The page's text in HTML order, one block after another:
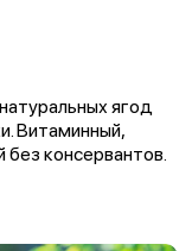
ягод
Витаминный,
без консервантов.